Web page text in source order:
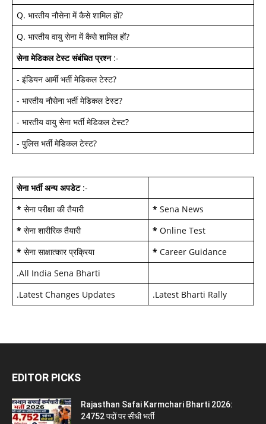
Q. भारतीय नौसेना में कैसे शामिल हों?
Q. भारतीय वायु सेना में कैसे शामिल हों?
सेना मेडिकल टेस्ट संबंधित प्रश्न:-
- इंडियन आर्मी भर्ती मेडिकल टेस्ट?
- भारतीय नौसेना भर्ती मेडिकल टेस्ट?
- भारतीय वायु सेना भर्ती मेडिकल टेस्ट?
- पुलिस भर्ती मेडिकल टेस्ट?
सेना भर्ती अन्य अपडेट:-
* सेना परीक्षा की तैयारी * Sena News
* सेना शारीरिक तैयारी * Online Test
* सेना साक्षात्कार प्रक्रिया * Career Guidance
.All India Sena Bharti
.Latest Changes Updates .Latest Bharti Rally
EDITOR PICKS
Rajasthan Safai Karmchari Bharti 2026:
24752 पदों पर सीधी भर्ती